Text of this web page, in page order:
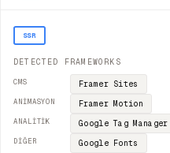
SSR
DETECTED FRAMEWORKS
CMS Framer Sites
ANIMASYON Framer Motion
ANALITIK Google Tag Manager
DIĞER Google Fonts